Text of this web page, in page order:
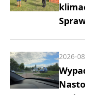
2026-